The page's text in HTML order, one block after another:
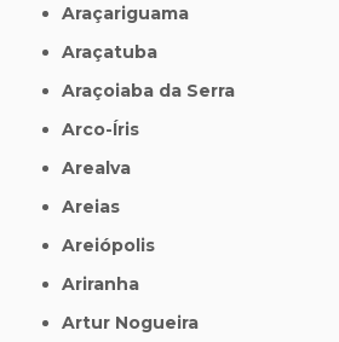
Araçariguama
Araçatuba
Araçoiaba da Serra
Arco-Íris
Arealva
Areias
Areiópolis
Ariranha
Artur Nogueira